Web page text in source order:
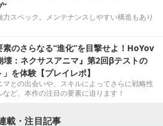
”
スペック。メンテナンスしやすい構造もあり
素のさらなる“進化”を目撃せよ！HoYov
壊：ネクサスアニマ』第2回βテストの
」を体験【プレイレポ】
マとの出会いや、スキルによってさらに戦略性
ど、本作の注目の要素に迫ります！
載・注目記事